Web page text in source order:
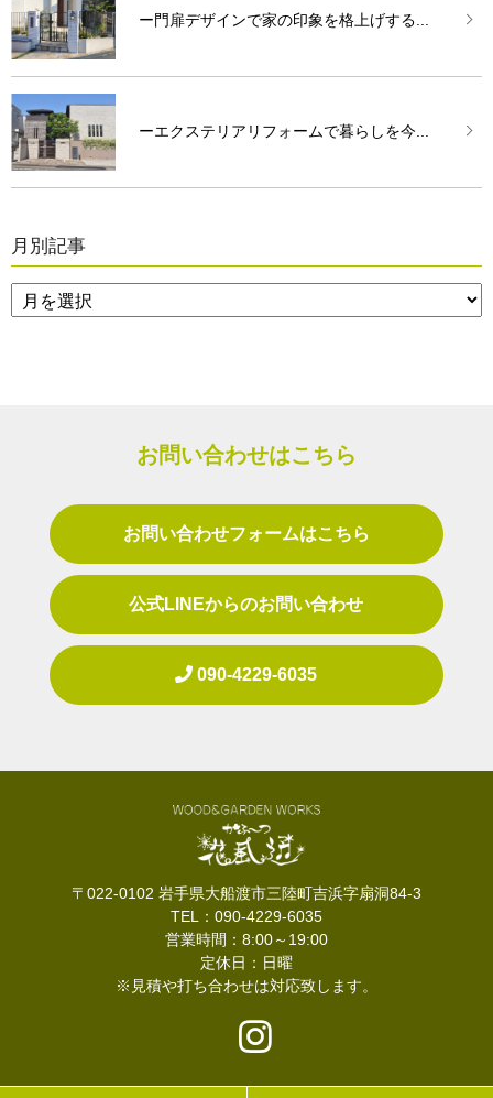
ー門扉デザインで家の印象を格上げする...
ーエクステリアリフォームで暮らしを今...
月別記事
お問い合わせはこちら
お問い合わせフォームはこちら
公式LINEからのお問い合わせ
090-4229-6035
〒022-0102 岩手県大船渡市三陸町吉浜字扇洞84-3
TEL：090-4229-6035
営業時間：8:00～19:00
定休日：日曜
※見積や打ち合わせは対応致します。